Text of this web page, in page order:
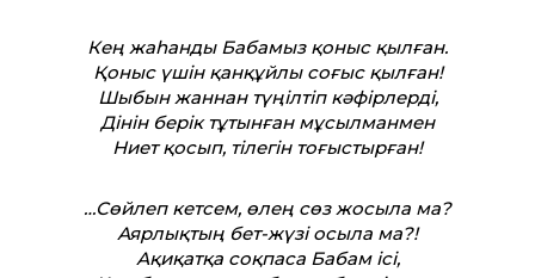
Кең жаһанды Бабамыз қоныс қылған.
Қоныс үшін қанқұйлы соғыс қылған!
Шыбын жаннан түңілтіп кәфірлерді,
Дінін берік тұтынған мұсылманмен
Ниет қосып, тілегін тоғыстырған!
…Сөйлеп кетсем, өлең сөз жосыла ма?
Аярлықтың бет-жүзі осыла ма?!
Ақиқатқа соқпаса Бабам ісі,